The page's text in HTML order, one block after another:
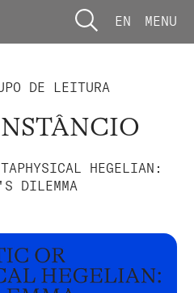
EN MENU
DE LEITURA
HEGELIAN:
DILEMMA